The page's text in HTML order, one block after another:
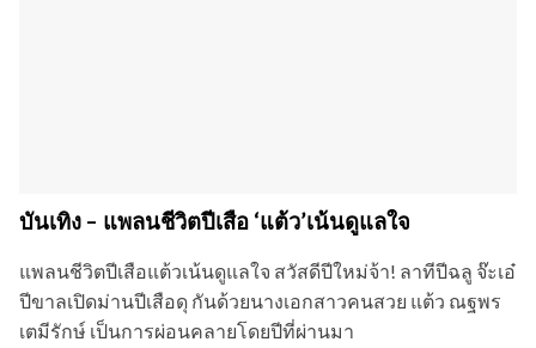
บันเทิง – แพลนชีวิตปีเสือ ‘แต้ว’เน้นดูแลใจ
แพลนชีวิตปีเสือแต้วเน้นดูแลใจ สวัสดีปีใหม่จ้า! ลาทีปีฉลู จ๊ะเอ๋
ปีขาลเปิดม่านปีเสือดุ กันด้วยนางเอกสาวคนสวย แต้ว ณฐพร
เตมีรักษ์ เป็นการผ่อนคลายโดยปีที่ผ่านมา